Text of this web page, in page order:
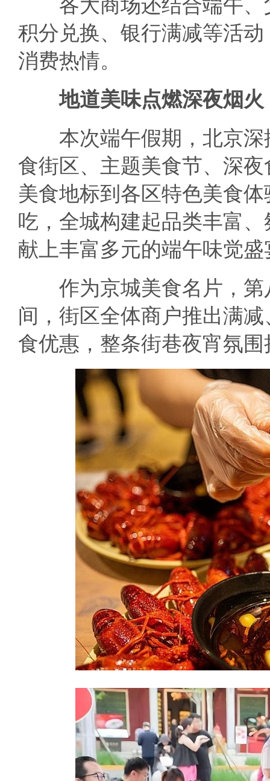
各大商场还结合端午、
积分兑换、银行满减等活
消费热情。
地道美味点燃深夜烟火
本次端午假期，北京深
食街区、主题美食节、深
美食地标到各区特色美食
吃，全城构建起品类丰富
献上丰富多元的端午味觉盛
作为京城美食名片，第
间，街区全体商户推出满
食优惠，整条街巷夜宵氛围